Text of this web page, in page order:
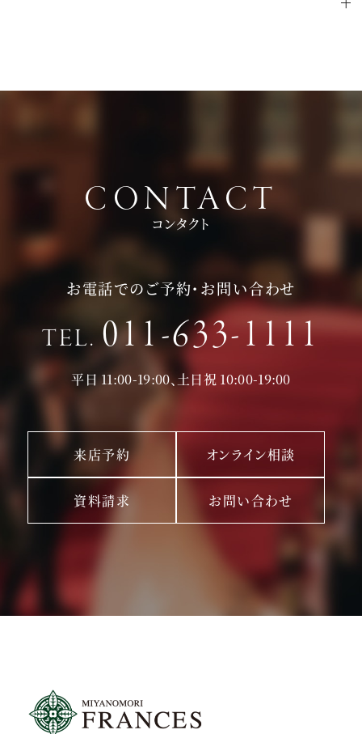
ご試食やお見積もり・日程のご提示を含めて３時間程お時間を
CONTACT
コンタクト
お電話でのご予約・お問い合わせ
TEL. 011-633-1111
平日 11:00-19:00、土日祝 10:00-19:00
来店予約 オンライン相談
資料請求 お問い合わせ